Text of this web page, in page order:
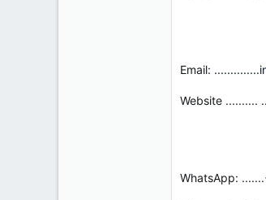
Email:
Website ..........
WhatsApp: